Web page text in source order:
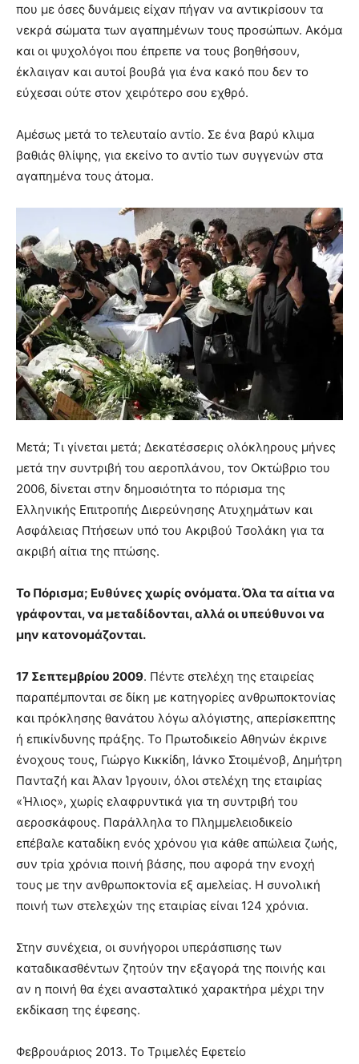
που με όσες δυνάμεις είχαν πήγαν να αντικρίσουν τα
νεκρά σώματα των αγαπημένων τους προσώπων. Ακόμα
και οι ψυχολόγοι που έπρεπε να τους βοηθήσουν,
έκλαιγαν και αυτοί βουβά για ένα κακό που δεν το
εύχεσαι ούτε στον χειρότερο σου εχθρό.
Αμέσως μετά το τελευταίο αντίο. Σε ένα βαρύ κλιμα
βαθιάς θλίψης, για εκείνο το αντίο των συγγενών στα
αγαπημένα τους άτομα.
Μετά; Τι γίνεται μετά; Δεκατέσσερις ολόκληρους μήνες
μετά την συντριβή του αεροπλάνου, τον Οκτώβριο του
2006, δίνεται στην δημοσιότητα το πόρισμα της
Ελληνικής Επιτροπής Διερεύνησης Ατυχημάτων και
Ασφάλειας Πτήσεων υπό του Ακριβού Τσολάκη για τα
ακριβή αίτια της πτώσης.
Το Πόρισμα; Ευθύνες χωρίς ονόματα. Όλα τα αίτια να
γράφονται, να μεταδίδονται, αλλά οι υπεύθυνοι να
μην κατονομάζονται.
17 Σεπτεμβρίου 2009. Πέντε στελέχη της εταιρείας
παραπέμπονται σε δίκη με κατηγορίες ανθρωποκτονίας
και πρόκλησης θανάτου λόγω αλόγιστης, απερίσκεπτης
ή επικίνδυνης πράξης. Το Πρωτοδικείο Αθηνών έκρινε
ένοχους τους, Γιώργο Κικκίδη, Ιάνκο Στοιμένοβ, Δημήτρη
Πανταζή και Άλαν Ίργουιν, όλοι στελέχη της εταιρίας
«Ήλιος», χωρίς ελαφρυντικά για τη συντριβή του
αεροσκάφους. Παράλληλα το Πλημμελειοδικείο
επέβαλε καταδίκη ενός χρόνου για κάθε απώλεια ζωής,
συν τρία χρόνια ποινή βάσης, που αφορά την ενοχή
τους με την ανθρωποκτονία εξ αμελείας. Η συνολική
ποινή των στελεχών της εταιρίας είναι 124 χρόνια.
Στην συνέχεια, οι συνήγοροι υπεράσπισης των
καταδικασθέντων ζητούν την εξαγορά της ποινής και
αν η ποινή θα έχει ανασταλτικό χαρακτήρα μέχρι την
εκδίκαση της έφεσης.
Φεβρουάριος 2013. Το Τριμελές Εφετείο